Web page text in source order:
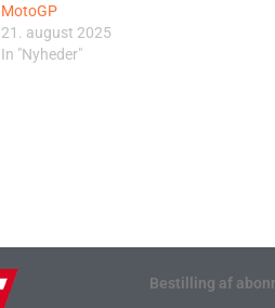
MotoGP
21. august 2025
In "Nyheder"
Bestilling af